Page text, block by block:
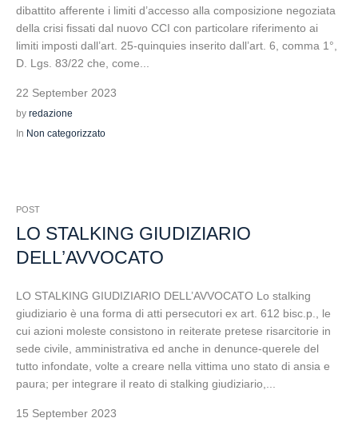
dibattito afferente i limiti d’accesso alla composizione negoziata
della crisi fissati dal nuovo CCI con particolare riferimento ai
limiti imposti dall’art. 25-quinquies inserito dall’art. 6, comma 1°,
D. Lgs. 83/22 che, come...
22 September 2023
by redazione
In Non categorizzato
POST
LO STALKING GIUDIZIARIO
DELL’AVVOCATO
LO STALKING GIUDIZIARIO DELL’AVVOCATO Lo stalking
giudiziario è una forma di atti persecutori ex art. 612 bisc.p., le
cui azioni moleste consistono in reiterate pretese risarcitorie in
sede civile, amministrativa ed anche in denunce-querele del
tutto infondate, volte a creare nella vittima uno stato di ansia e
paura; per integrare il reato di stalking giudiziario,...
15 September 2023